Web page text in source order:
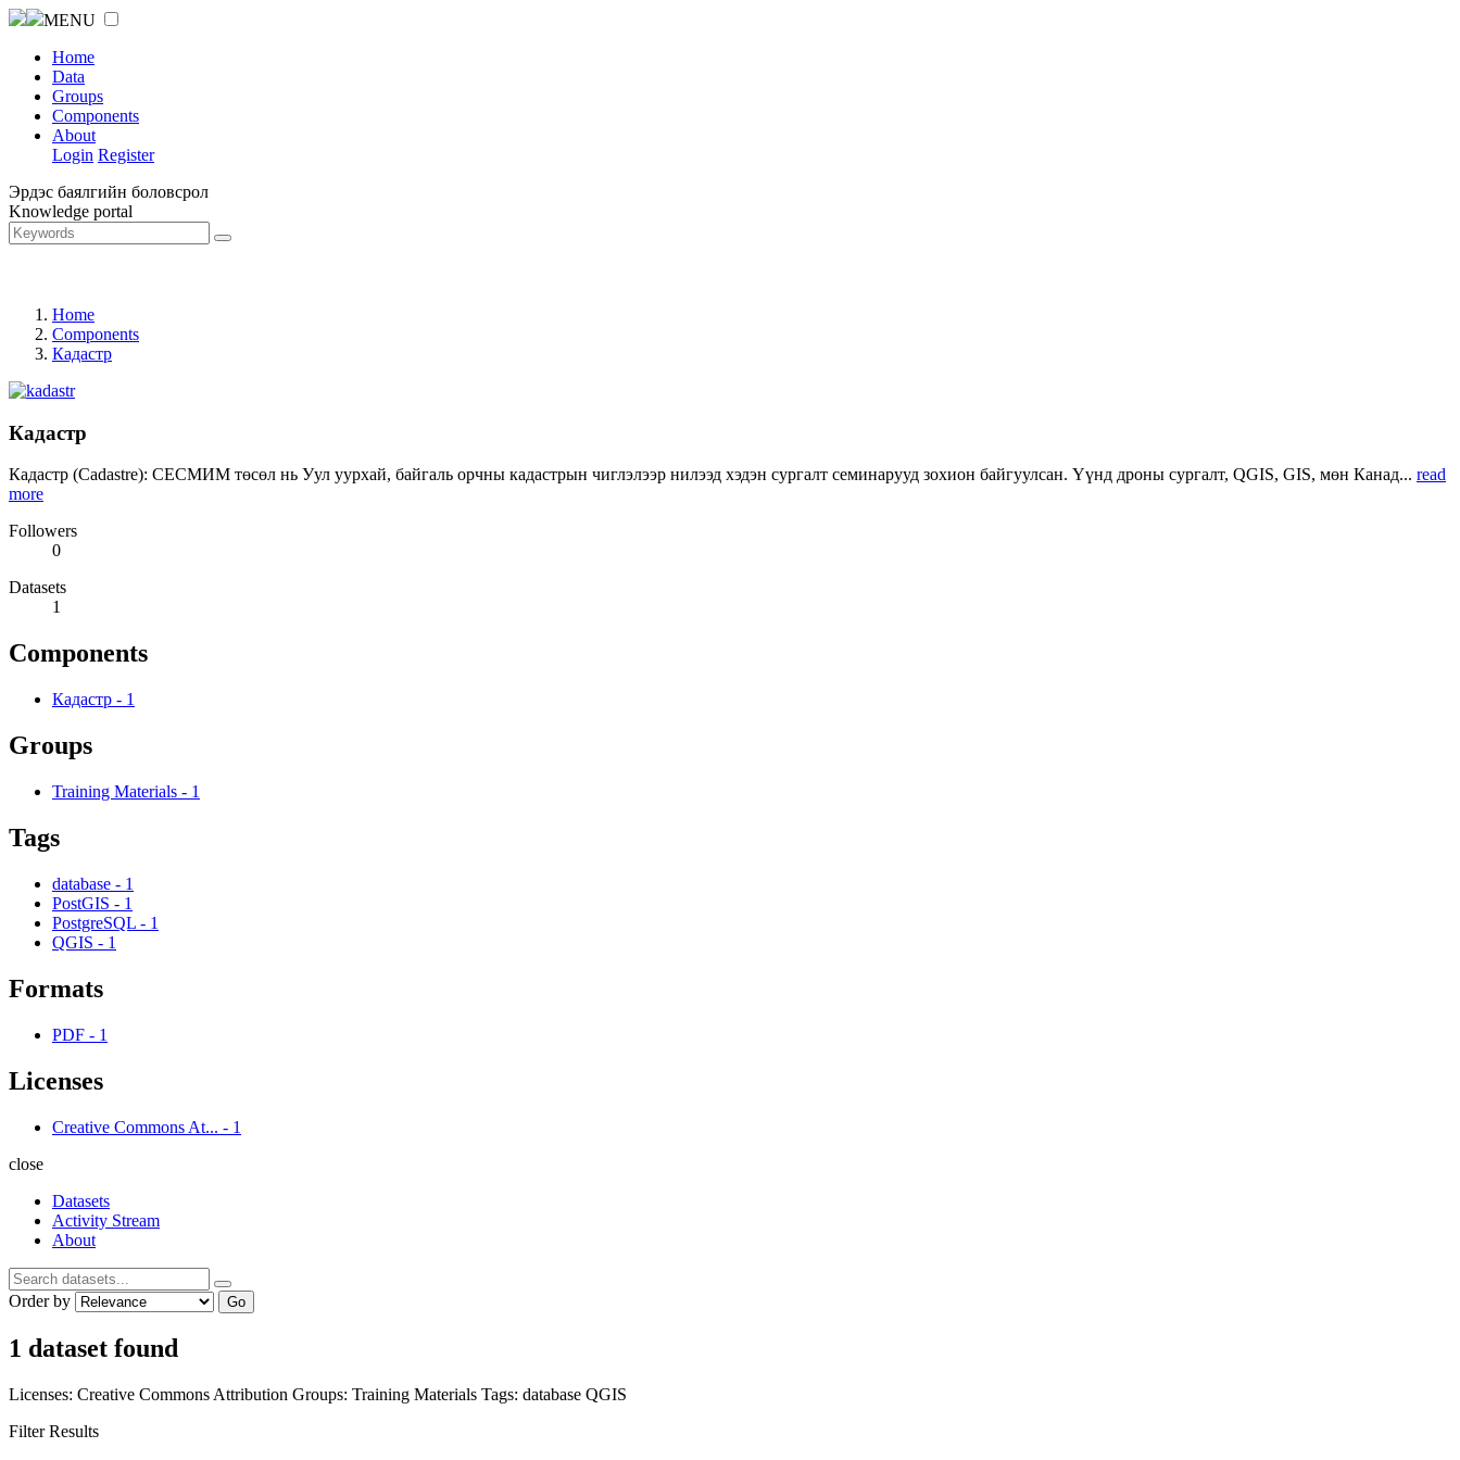
MENU
Home
Data
Groups
Components
About
Login Register
Эрдэс баялгийн боловсрол
Knowledge portal
Home
Components
Кадастр
Кадастр
Кадастр (Cadastre): СЕСМИМ төсөл нь Уул уурхай, байгаль орчны кадастрын чиглэлээр нилээд хэдэн сургалт семинарууд зохион байгуулсан. Үүнд дроны сургалт, QGIS, GIS, мөн Канад... read
more
Followers
0
Datasets
1
Components
Кадастр - 1
Groups
Training Materials - 1
Tags
database - 1
PostGIS - 1
PostgreSQL - 1
QGIS - 1
Formats
PDF - 1
Licenses
Creative Commons At... - 1
close
Datasets
Activity Stream
About
Order by Go
1 dataset found
Licenses: Creative Commons Attribution Groups: Training Materials Tags: database QGIS
Filter Results